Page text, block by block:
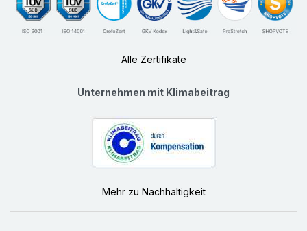
Alle Zertifikate
Unternehmen mit Klimabeitrag
Mehr zu Nachhaltigkeit